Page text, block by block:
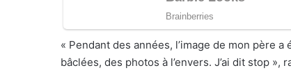
« Pendant des années, l’image de mon père
bâclées, des photos à l’envers. J’ai dit stop »,